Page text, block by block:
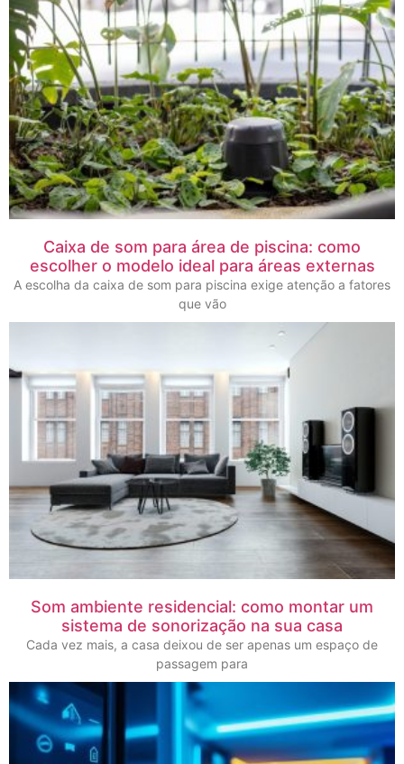
Caixa de som para área de piscina: como
escolher o modelo ideal para áreas externas
A escolha da caixa de som para piscina exige atenção a fatores
que vão
Som ambiente residencial: como montar um
sistema de sonorização na sua casa
Cada vez mais, a casa deixou de ser apenas um espaço de
passagem para